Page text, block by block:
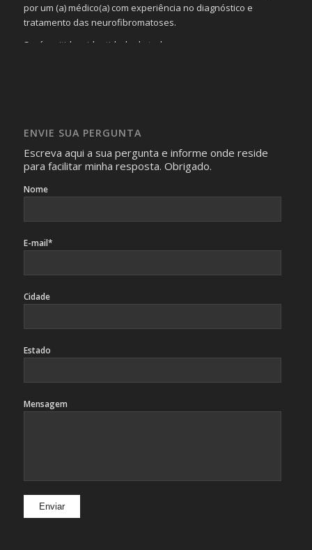
por um (a) médico(a) com experiência no diagnóstico e
tratamento das neurofibromatoses.
Será omitida a identidade de todas as pessoas que
identificação da pessoa fotografada.
ENVIE SUA PERGUNTA
Escreva aqui a sua pergunta e informe onde reside
para facilitar minha resposta. Obrigado.
Nome
E-mail*
Cidade
Estado
Mensagem